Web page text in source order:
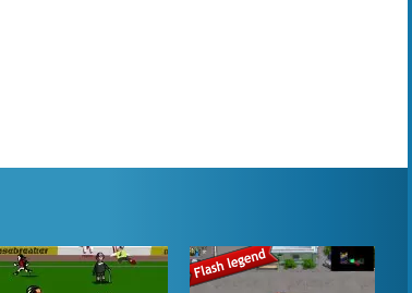
Lady Popular